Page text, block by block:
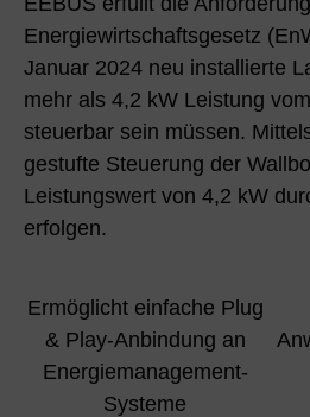
Energiewirtschaftsgesetz
Januar 2024 neu installierte
mehr als 4,2 kW Leistung
steuerbar sein müssen.
gestufte Steuerung der
Leistungswert von 4,2 kW
erfolgen.
Ermöglicht einfache Plug
& Play-Anbindung an
Energiemanagement-
Systeme